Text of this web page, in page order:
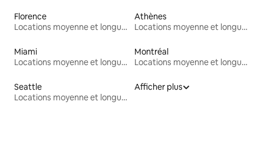
Florence
Locations moyenne et longue durée
Athènes
Locations moyenne et longue durée
Miami
Locations moyenne et longue durée
Montréal
Locations moyenne et longue durée
Seattle
Locations moyenne et longue durée
Afficher plus